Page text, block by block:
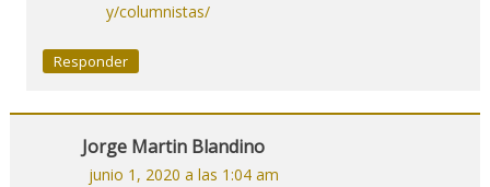
y/columnistas/
Responder
Jorge Martin Blandino
junio 1, 2020 a las 1:04 am